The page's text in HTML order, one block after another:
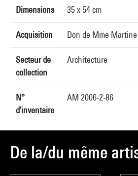
Dimensions 35 x 54 cm
Acquisition Don de Mme
Secteur de
collection
Architecture
N°
d'inventaire
AM 2006-2-86
De la/du même